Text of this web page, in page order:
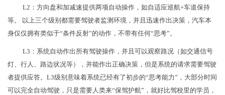
L2：方向盘和加减速提供两项自动操作，如自适应巡航+车道保持
等。 以上三个级别都需要驾驶者监测环境，并且迅速作出决策，汽车本
身仅仅拥有类似于“条件反射”的动作，不带有任何“思考”。
L3：系统自动作出所有驾驶操作，并且可以观察路况（如交通信号
灯、行人、路边状况等），并能作出正确决策，但是系统的请求需要驾驶
者提供应答。L3级别意味着系统已经有了初步的“思考能力”，大部分时间
可以完全自动驾驶，只是需要人类来“保驾护航”，就好比驾校里的学员，